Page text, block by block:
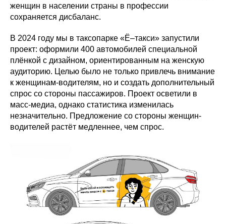
женщин в населении страны в профессии
сохраняется дисбаланс.
В 2024 году мы в таксопарке «Ё–такси» запустили
проект: оформили 400 автомобилей специальной
плёнкой с дизайном, ориентированным на женскую
аудиторию. Целью было не только привлечь внимание
к женщинам-водителям, но и создать дополнительный
спрос со стороны пассажиров. Проект осветили в
масс-медиа, однако статистика изменилась
незначительно. Предложение со стороны женщин-
водителей растёт медленнее, чем спрос.